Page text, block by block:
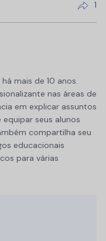
1
mais de 10 anos.
nas áreas de
em explicar assuntos
seus alunos
compartilha seu
educacionais
para várias